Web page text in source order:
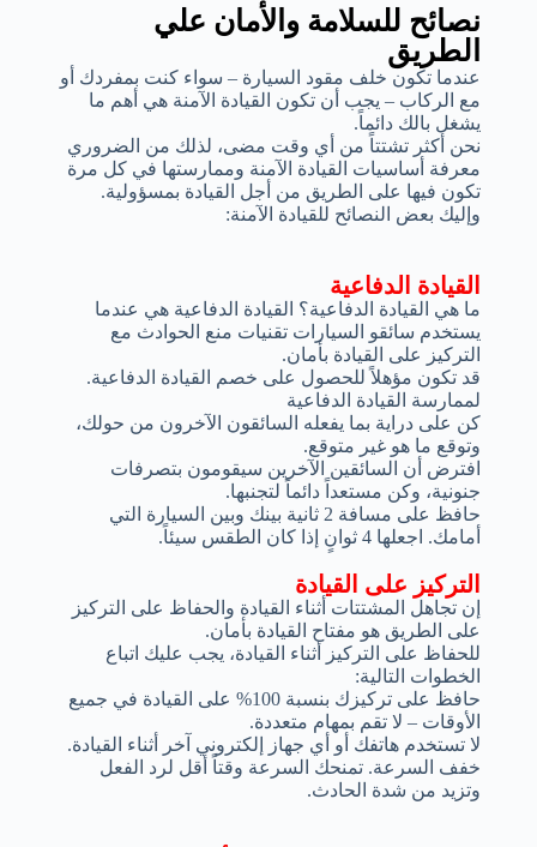
نصائح للسلامة والأمان علي
الطريق
عندما تكون خلف مقود السيارة – سواء كنت بمفردك أو
مع الركاب – يجب أن تكون القيادة الآمنة هي أهم ما
يشغل بالك دائماً.
نحن أكثر تشتتاً من أي وقت مضى، لذلك من الضروري
معرفة أساسيات القيادة الآمنة وممارستها في كل مرة
تكون فيها على الطريق من أجل القيادة بمسؤولية.
وإليك بعض النصائح للقيادة الآمنة:
التركيز على القيادة
إن تجاهل المشتتات أثناء القيادة والحفاظ على التركيز
على الطريق هو مفتاح القيادة بأمان.
للحفاظ على التركيز أثناء القيادة، يجب عليك اتباع
الخطوات التالية:
حافظ على تركيزك بنسبة 100% على القيادة في جميع
الأوقات – لا تقم بمهام متعددة.
لا تستخدم هاتفك أو أي جهاز إلكتروني آخر أثناء القيادة.
خفف السرعة. تمنحك السرعة وقتاً أقل لرد الفعل
وتزيد من شدة الحادث.
القيادة الدفاعية
ما هي القيادة الدفاعية؟ القيادة الدفاعية هي عندما
يستخدم سائقو السيارات تقنيات منع الحوادث مع
التركيز على القيادة بأمان.
قد تكون مؤهلاً للحصول على خصم القيادة الدفاعية.
لممارسة القيادة الدفاعية
كن على دراية بما يفعله السائقون الآخرون من حولك،
وتوقع ما هو غير متوقع.
افترض أن السائقين الآخرين سيقومون بتصرفات
جنونية، وكن مستعداً دائماً لتجنبها.
حافظ على مسافة 2 ثانية بينك وبين السيارة التي
أمامك. اجعلها 4 ثوانٍ إذا كان الطقس سيئاً.